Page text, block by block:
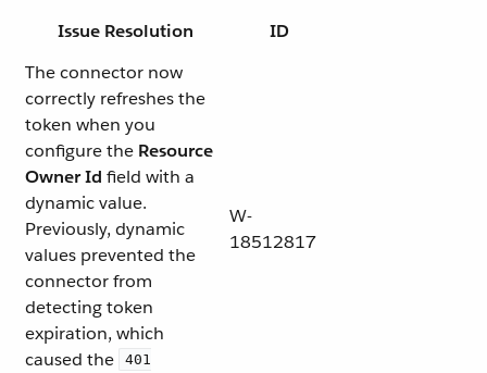
Issue Resolution
ID
The connector now
correctly refreshes the
token when you
configure the Resource
Owner Id field with a
dynamic value.
Previously, dynamic
values prevented the
connector from
detecting token
expiration, which
caused the
401
W-
18512817